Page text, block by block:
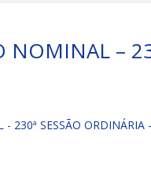
NOMINAL –
- 230ª SESSÃO